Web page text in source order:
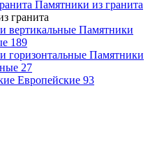
Памятники из гранита
гранита
Памятники
189
Памятники
27
Европейские 93